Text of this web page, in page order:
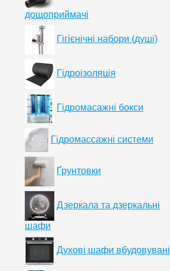
дощоприймачі
Гігієнічні набори (душі)
Гідроізоляція
Гідромасажні бокси
Гідромассажні системи
Ґрунтовки
Дзеркала та дзеркальні
шафи
Духові шафи вбудовувані